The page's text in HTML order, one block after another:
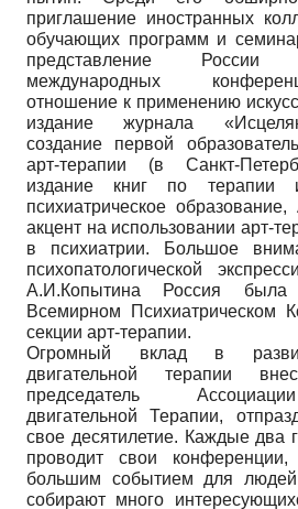
приглашение иностранных
обучающих программ и
представление
международных
отношение к применению
издание журнала
создание первой
арт-терапии (в Санкт-
издание книг по терапии
психиатрическое
акцент на использовании арт-
в психиатрии. Большое
психопатологической
А.И.Копытина Россия была
Всемирном Психиатрическом
секции арт-терапии.
Огромный вклад в
двигательной терапии
председатель
двигательной Терапии,
свое десятилетие. Каждые два
проводит свои
большим событием для
собирают много